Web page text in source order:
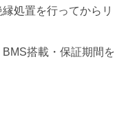
処置を行ってからリ
搭載・保証期間を